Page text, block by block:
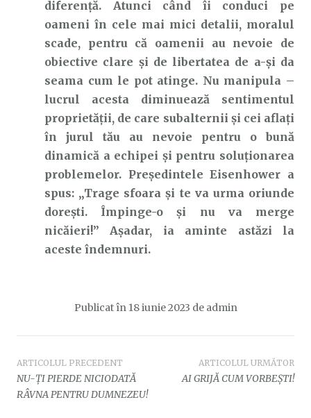
diferență. Atunci când îi conduci pe
oameni în cele mai mici detalii, moralul
scade, pentru că oamenii au nevoie de
obiective clare și de libertatea de a-și da
seama cum le pot atinge. Nu manipula –
lucrul acesta diminuează sentimentul
proprietății, de care subalternii și cei aflați
în jurul tău au nevoie pentru o bună
dinamică a echipei și pentru soluționarea
problemelor. Președintele Eisenhower a
spus: „Trage sfoara și te va urma oriunde
dorești. Împinge-o și nu va merge
nicăieri!” Așadar, ia aminte astăzi la
aceste îndemnuri.
Publicat în 18 iunie 2023 de admin
Navigare
în
ARTICOLUL PRECEDENT
NU-ȚI PIERDE NICIODATĂ
RÂVNA PENTRU DUMNEZEU!
ARTICOLUL URMĂTOR
AI GRIJĂ CUM VORBEȘTI!